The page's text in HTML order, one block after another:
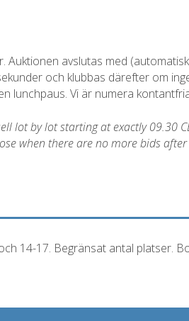
avslutas med
och klubbas därefter om
lunchpaus. Vi är numera
lot by lot starting at exactly 09.30
when there are no more bids after
14-17. Begränsat antal platser.